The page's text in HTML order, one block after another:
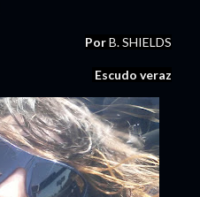
PorB. SHIELDS
Escudo veraz